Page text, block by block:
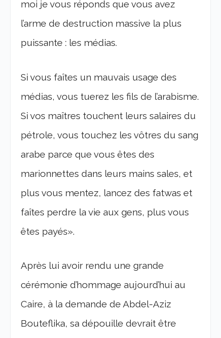
moi je vous réponds que vous avez
l’arme de destruction massive la plus
puissante : les médias.
Si vous faîtes un mauvais usage des
médias, vous tuerez les fils de l’arabisme.
Si vos maîtres touchent leurs salaires du
pétrole, vous touchez les vôtres du sang
arabe parce que vous êtes des
marionnettes dans leurs mains sales, et
plus vous mentez, lancez des fatwas et
faîtes perdre la vie aux gens, plus vous
êtes payés».
Après lui avoir rendu une grande
cérémonie d’hommage aujourd’hui au
Caire, à la demande de Abdel-Aziz
Bouteflika, sa dépouille devrait être